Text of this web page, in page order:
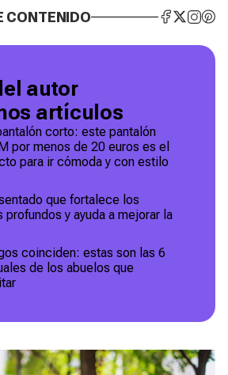
CONTENIDO
autor
artículos
corto: este pantalón
por menos de 20 euros es el
para ir cómoda y con estilo
que fortalece los
profundos y ayuda a mejorar la
coinciden: estas son las 6
de los abuelos que